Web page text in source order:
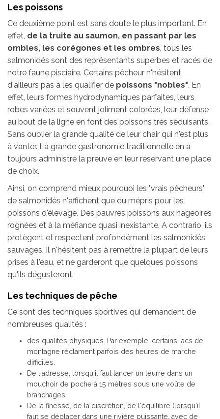
Les poissons
Ce deuxième point est sans doute le plus important. En
effet, de la truite au saumon, en passant par les
ombles, les corégones et les ombres, tous les
salmonidés sont des représentants superbes et racés de
notre faune pisciaire. Certains pêcheur n'hésitent
d'ailleurs pas à les qualifier de poissons "nobles". En
effet, leurs formes hydrodynamiques parfaites, leurs
robes variées et souvent joliment colorées, leur défense
au bout de la ligne en font des poissons très séduisants.
Sans oublier la grande qualité de leur chair qui n'est plus
à vanter. La grande gastronomie traditionnelle en a
toujours administré la preuve en leur réservant une place
de choix.
Ainsi, on comprend mieux pourquoi les "vrais pêcheurs"
de salmonidés n'affichent que du mépris pour les
poissons d'élevage. Des pauvres poissons aux nageoires
rognées et à la méfiance quasi inexistante. A contrario, ils
protègent et respectent profondément les salmonidés
sauvages. Il n'hésitent pas à remettre la plupart de leurs
prises à l'eau, et ne garderont que quelques poissons
qu'ils dégusteront.
Les techniques de pêche
Ce sont des techniques sportives qui demandent de
nombreuses qualités :
des qualités physiques. Par exemple, certains lacs de
montagne réclament parfois des heures de marche
difficiles.
De l'adresse, lorsqu'il faut lancer un leurre dans un
mouchoir de poche à 15 mètres sous une voûte de
branchages.
De la finesse, de la discrétion, de l'équilibre (lorsqu'il
faut se déplacer dans une rivière puissante, avec de